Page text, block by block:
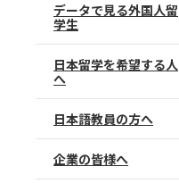
データで見る外国人留
学生
日本留学を希望する人
へ
日本語教員の方へ
企業の皆様へ